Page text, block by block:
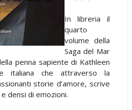
In libreria il
quarto
volume della
Saga del Mar
penna sapiente di Kathleen
italiana che attraverso la
storie d’amore, scrive
densi di emozioni.